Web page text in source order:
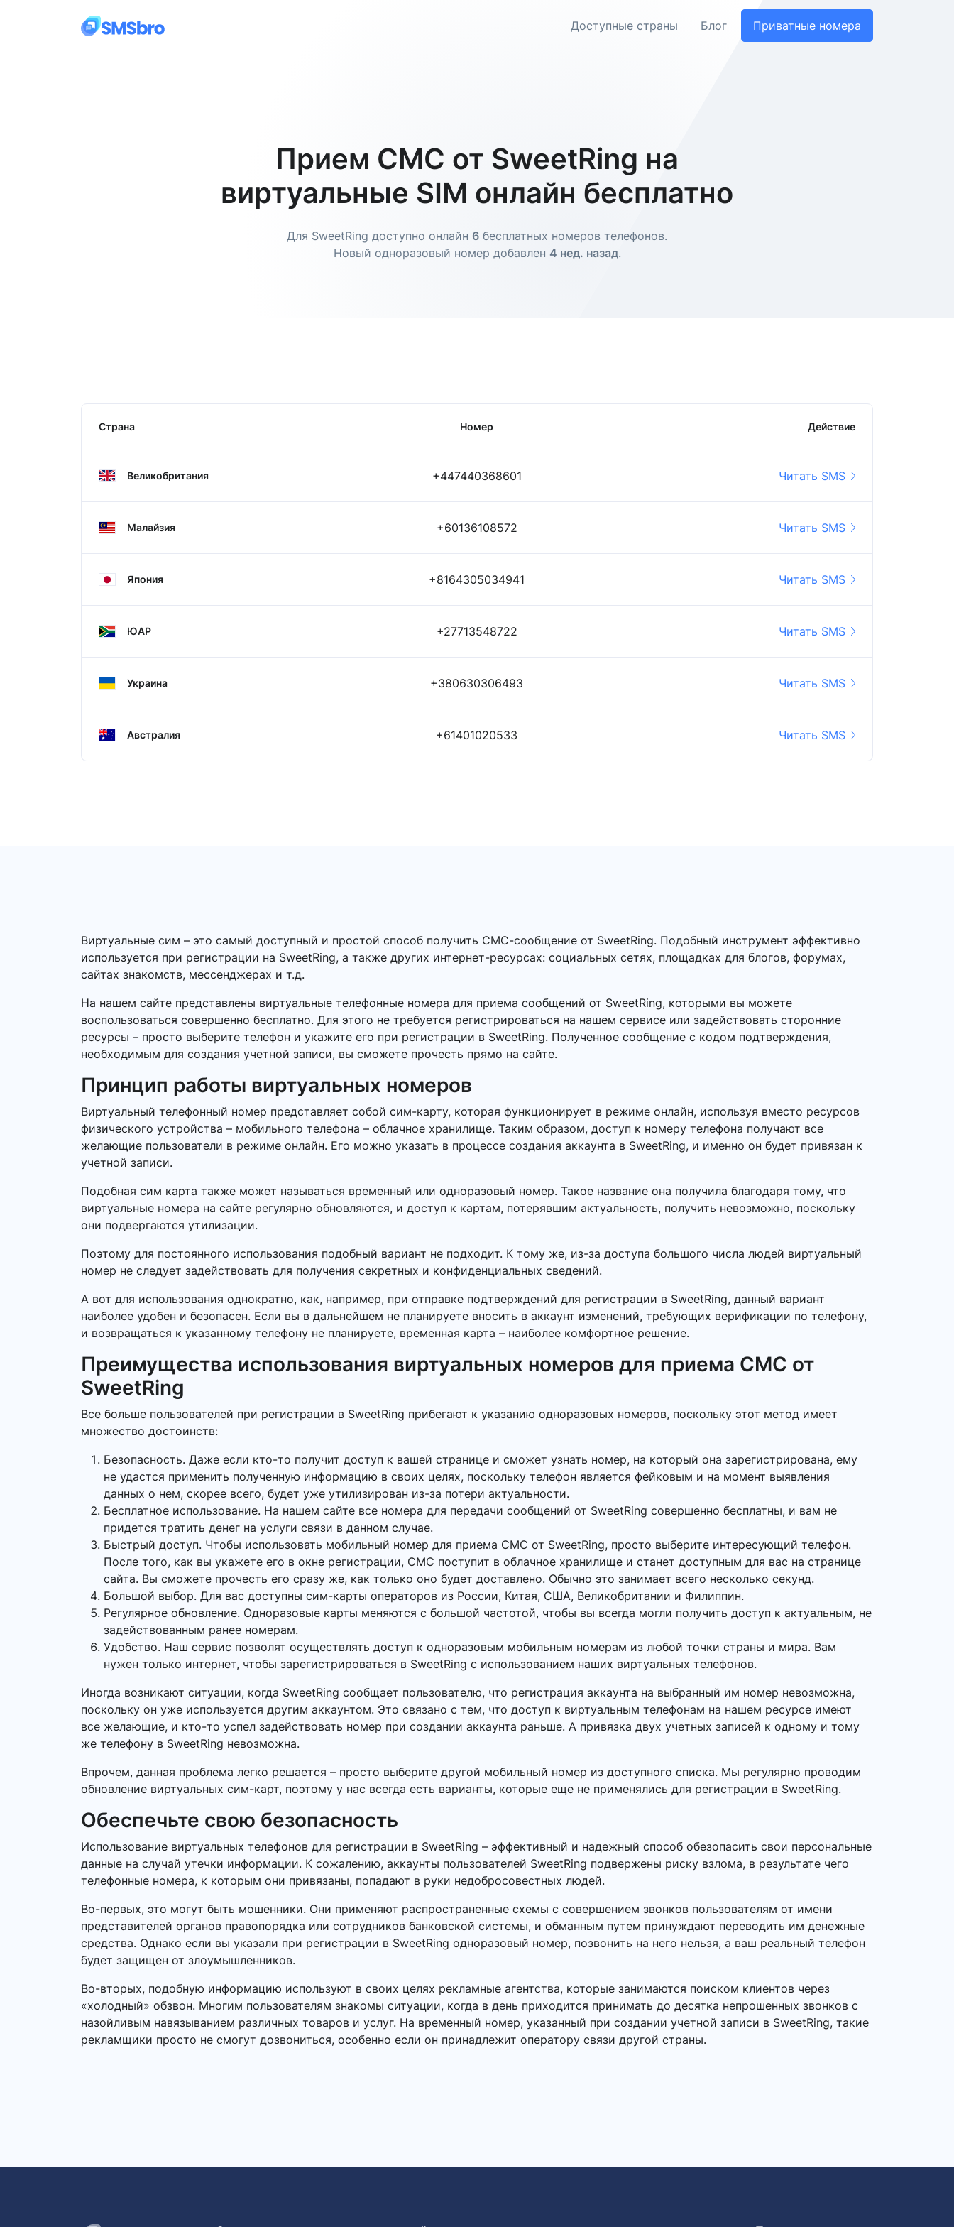
Доступные страны Блог Приватные номера
Прием СМС от SweetRing на
виртуальные SIM онлайн бесплатно
Для SweetRing доступно онлайн 6 бесплатных номеров телефонов.
Новый одноразовый номер добавлен 4 нед. назад.
Страна Номер Действие
Великобритания +447440368601 Читать SMS
Малайзия +60136108572 Читать SMS
Япония +8164305034941 Читать SMS
ЮАР +27713548722 Читать SMS
Украина +380630306493 Читать SMS
Австралия +61401020533 Читать SMS
Виртуальные сим – это самый доступный и простой способ получить СМС-сообщение от SweetRing. Подобный инструмент эффективно
используется при регистрации на SweetRing, а также других интернет-ресурсах: социальных сетях, площадках для блогов, форумах,
сайтах знакомств, мессенджерах и т.д.
На нашем сайте представлены виртуальные телефонные номера для приема сообщений от SweetRing, которыми вы можете
воспользоваться совершенно бесплатно. Для этого не требуется регистрироваться на нашем сервисе или задействовать сторонние
ресурсы – просто выберите телефон и укажите его при регистрации в SweetRing. Полученное сообщение с кодом подтверждения,
необходимым для создания учетной записи, вы сможете прочесть прямо на сайте.
Принцип работы виртуальных номеров
Виртуальный телефонный номер представляет собой сим-карту, которая функционирует в режиме онлайн, используя вместо ресурсов
физического устройства – мобильного телефона – облачное хранилище. Таким образом, доступ к номеру телефона получают все
желающие пользователи в режиме онлайн. Его можно указать в процессе создания аккаунта в SweetRing, и именно он будет привязан к
учетной записи.
Подобная сим карта также может называться временный или одноразовый номер. Такое название она получила благодаря тому, что
виртуальные номера на сайте регулярно обновляются, и доступ к картам, потерявшим актуальность, получить невозможно, поскольку
они подвергаются утилизации.
Поэтому для постоянного использования подобный вариант не подходит. К тому же, из-за доступа большого числа людей виртуальный
номер не следует задействовать для получения секретных и конфиденциальных сведений.
А вот для использования однократно, как, например, при отправке подтверждений для регистрации в SweetRing, данный вариант
наиболее удобен и безопасен. Если вы в дальнейшем не планируете вносить в аккаунт изменений, требующих верификации по телефону,
и возвращаться к указанному телефону не планируете, временная карта – наиболее комфортное решение.
Преимущества использования виртуальных номеров для приема СМС от
SweetRing
Все больше пользователей при регистрации в SweetRing прибегают к указанию одноразовых номеров, поскольку этот метод имеет
множество достоинств:
Безопасность. Даже если кто-то получит доступ к вашей странице и сможет узнать номер, на который она зарегистрирована, ему
не удастся применить полученную информацию в своих целях, поскольку телефон является фейковым и на момент выявления
данных о нем, скорее всего, будет уже утилизирован из-за потери актуальности.
Бесплатное использование. На нашем сайте все номера для передачи сообщений от SweetRing совершенно бесплатны, и вам не
придется тратить денег на услуги связи в данном случае.
Быстрый доступ. Чтобы использовать мобильный номер для приема СМС от SweetRing, просто выберите интересующий телефон.
После того, как вы укажете его в окне регистрации, СМС поступит в облачное хранилище и станет доступным для вас на странице
сайта. Вы сможете прочесть его сразу же, как только оно будет доставлено. Обычно это занимает всего несколько секунд.
Большой выбор. Для вас доступны сим-карты операторов из России, Китая, США, Великобритании и Филиппин.
Регулярное обновление. Одноразовые карты меняются с большой частотой, чтобы вы всегда могли получить доступ к актуальным, не
задействованным ранее номерам.
Удобство. Наш сервис позволят осуществлять доступ к одноразовым мобильным номерам из любой точки страны и мира. Вам
нужен только интернет, чтобы зарегистрироваться в SweetRing с использованием наших виртуальных телефонов.
Иногда возникают ситуации, когда SweetRing сообщает пользователю, что регистрация аккаунта на выбранный им номер невозможна,
поскольку он уже используется другим аккаунтом. Это связано с тем, что доступ к виртуальным телефонам на нашем ресурсе имеют
все желающие, и кто-то успел задействовать номер при создании аккаунта раньше. А привязка двух учетных записей к одному и тому
же телефону в SweetRing невозможна.
Впрочем, данная проблема легко решается – просто выберите другой мобильный номер из доступного списка. Мы регулярно проводим
обновление виртуальных сим-карт, поэтому у нас всегда есть варианты, которые еще не применялись для регистрации в SweetRing.
Обеспечьте свою безопасность
Использование виртуальных телефонов для регистрации в SweetRing – эффективный и надежный способ обезопасить свои персональные
данные на случай утечки информации. К сожалению, аккаунты пользователей SweetRing подвержены риску взлома, в результате чего
телефонные номера, к которым они привязаны, попадают в руки недобросовестных людей.
Во-первых, это могут быть мошенники. Они применяют распространенные схемы с совершением звонков пользователям от имени
представителей органов правопорядка или сотрудников банковской системы, и обманным путем принуждают переводить им денежные
средства. Однако если вы указали при регистрации в SweetRing одноразовый номер, позвонить на него нельзя, а ваш реальный телефон
будет защищен от злоумышленников.
Во-вторых, подобную информацию используют в своих целях рекламные агентства, которые занимаются поиском клиентов через
«холодный» обзвон. Многим пользователям знакомы ситуации, когда в день приходится принимать до десятка непрошенных звонков с
назойливым навязыванием различных товаров и услуг. На временный номер, указанный при создании учетной записи в SweetRing, такие
рекламщики просто не смогут дозвониться, особенно если он принадлежит оператору связи другой страны.